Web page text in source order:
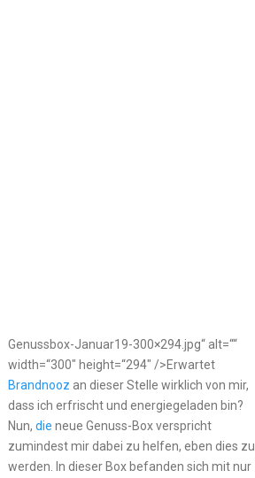
Genussbox-Januar19-300×294.jpg“ alt=““
width=“300″ height=“294″ />Erwartet
Brandnooz an dieser Stelle wirklich von mir,
dass ich erfrischt und energiegeladen bin?
Nun, die neue Genuss-Box verspricht
zumindest mir dabei zu helfen, eben dies zu
werden. In dieser Box befanden sich mit nur